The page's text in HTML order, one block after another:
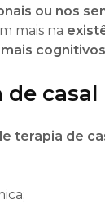
ou nos
mais na
cognitivos
de casal
terapia de